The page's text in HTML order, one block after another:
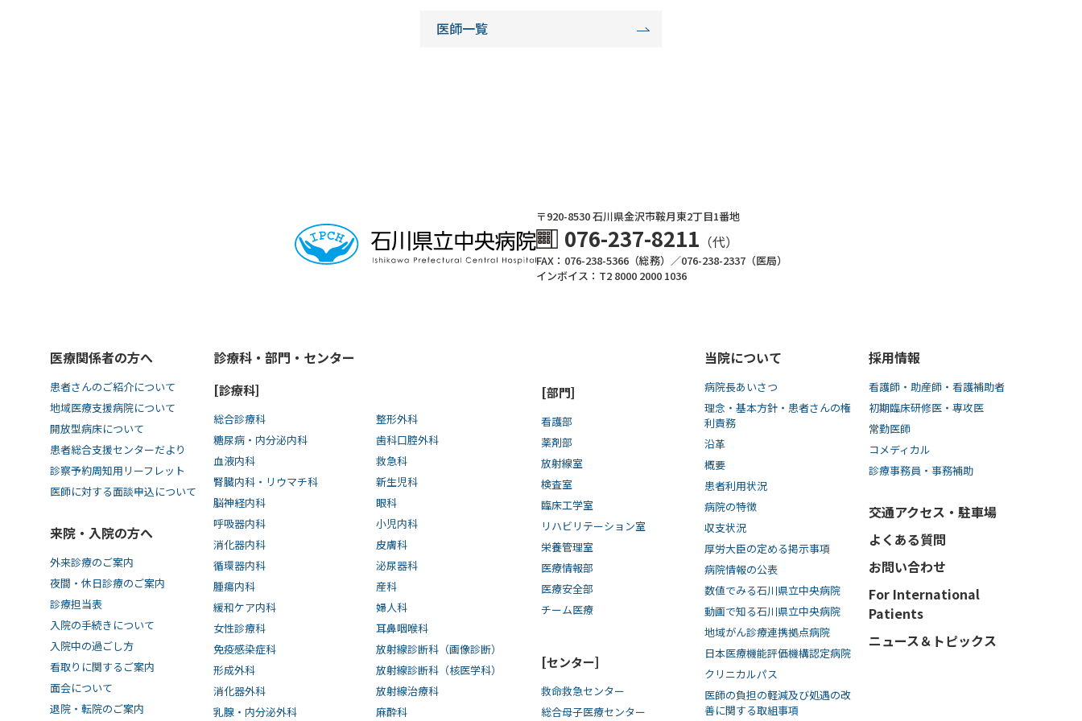
医師一覧
〒920-8530 ⽯川県⾦沢市鞍⽉東2丁⽬1番地
076-237-8211 （代）
FAX：076-238-5366（総務）／076-238-2337（医局）
インボイス：T2 8000 2000 1036
医療関係者の方へ
患者さんのご紹介について
地域医療支援病院について
開放型病床について
患者総合支援センターだより
診察予約周知用リーフレット
医師に対する面談申込について
来院・入院の方へ
外来診療のご案内
夜間・休日診療のご案内
診療担当表
入院の手続きについて
入院中の過ごし方
看取りに関するご案内
面会について
退院・転院のご案内
診療科・部門・センター
[診療科]
総合診療科
糖尿病・内分泌内科
血液内科
腎臓内科・リウマチ科
脳神経内科
呼吸器内科
消化器内科
循環器内科
腫瘍内科
緩和ケア内科
女性診療科
免疫感染症科
形成外科
消化器外科
乳腺・内分泌外科
整形外科
歯科口腔外科
救急科
新生児科
眼科
小児内科
皮膚科
泌尿器科
産科
婦人科
耳鼻咽喉科
放射線診断科（画像診断）
放射線診断科（核医学科）
放射線治療科
麻酔科
[部門]
看護部
薬剤部
放射線室
検査室
臨床工学室
リハビリテーション室
栄養管理室
医療情報部
医療安全部
チーム医療
[センター]
救命救急センター
総合母子医療センター
当院について
病院長あいさつ
理念・基本方針・患者さんの権
利責務
沿革
概要
患者利用状況
病院の特徴
収支状況
厚労大臣の定める掲示事項
病院情報の公表
数値でみる石川県立中央病院
動画で知る⽯川県⽴中央病院
地域がん診療連携拠点病院
日本医療機能評価機構認定病院
クリニカルパス
医師の負担の軽減及び処遇の改
善に関する取組事項
採用情報
看護師・助産師・看護補助者
初期臨床研修医・専攻医
常勤医師
コメディカル
診療事務員・事務補助
交通アクセス・駐車場
よくある質問
お問い合わせ
For International
Patients
ニュース＆トピックス